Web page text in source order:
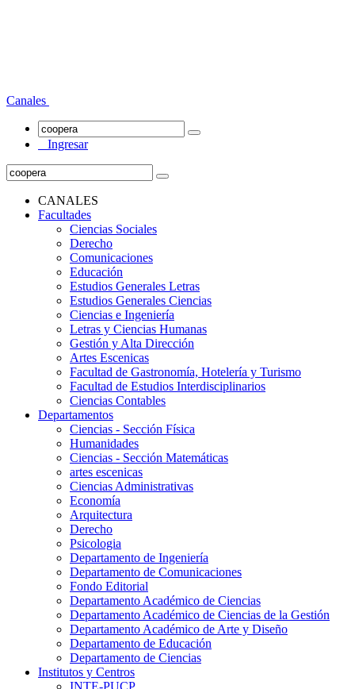
Canales
Ingresar
CANALES
Facultades
Ciencias Sociales
Derecho
Comunicaciones
Educación
Estudios Generales Letras
Estudios Generales Ciencias
Ciencias e Ingeniería
Letras y Ciencias Humanas
Gestión y Alta Dirección
Artes Escenicas
Facultad de Gastronomía, Hotelería y Turismo
Facultad de Estudios Interdisciplinarios
Ciencias Contables
Departamentos
Ciencias - Sección Física
Humanidades
Ciencias - Sección Matemáticas
artes escenicas
Ciencias Administrativas
Economía
Arquitectura
Derecho
Psicologia
Departamento de Ingeniería
Departamento de Comunicaciones
Fondo Editorial
Departamento Académico de Ciencias
Departamento Académico de Ciencias de la Gestión
Departamento Académico de Arte y Diseño
Departamento de Educación
Departamento de Ciencias
Institutos y Centros
INTE-PUCP